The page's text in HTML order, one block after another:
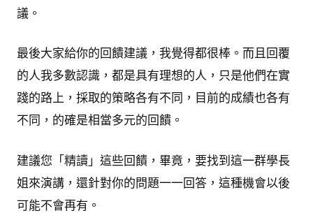
議。
最後大家給你的回饋建議，我覺得都很棒。而且回覆
的人我多數認識，都是具有理想的人，只是他們在實
踐的路上，採取的策略各有不同，目前的成績也各有
不同，的確是相當多元的回饋。
建議您「精讀」這些回饋，畢竟，要找到這一群學長
姐來演講，還針對你的問題一一回答，這種機會以後
可能不會再有。